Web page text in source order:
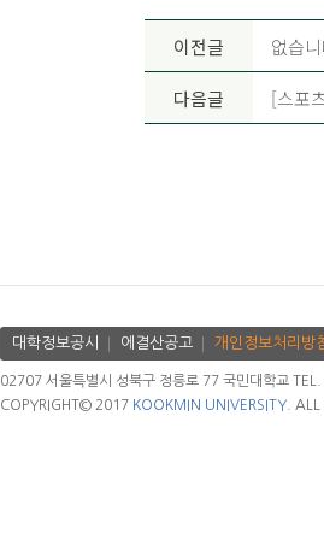
이전글 없습
다음글 [스포
대학정보공시 에결산공고 개인정보처리방
02707 서울특별시 성북구 정릉로 77 국민대학교
COPYRIGHT© 2017 KOOKMIN UNIVERSITY. ALL